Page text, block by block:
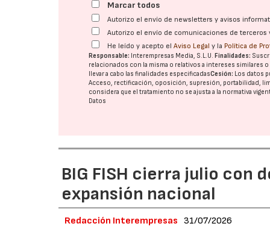
Marcar todos
Autorizo el envío de newsletters y avisos
Autorizo el envío de comunicaciones de
He leído y acepto elAviso Legal y la Política de
Responsable: Interempresas Media, S.L.U. Finalidades:
relacionados con la misma o relativos a intereses similares
llevar a cabo las finalidades especificadasCesión: Los datos
Acceso, rectificación, oposición, supresión, portabilidad,
considera que el tratamiento no se ajusta a la normativa
Datos
BIG FISH cierra julio con
expansión nacional
Redacción Interempresas 31/07/2026